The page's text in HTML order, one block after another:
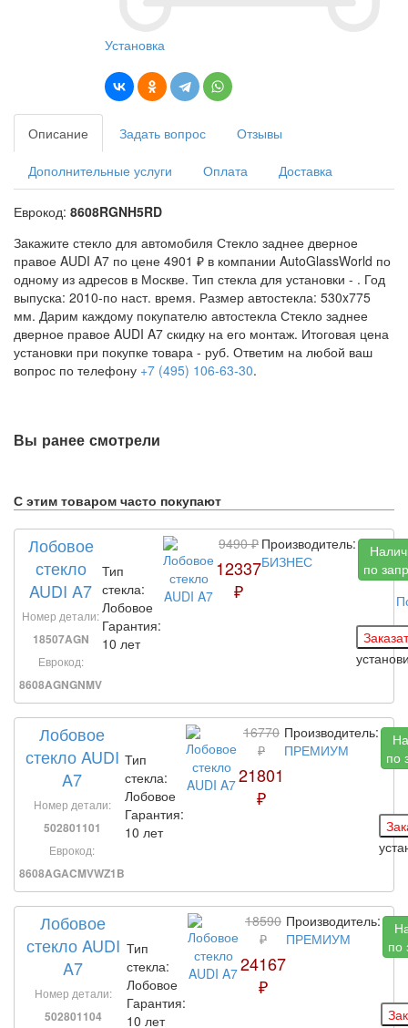
Установка
Описание Задать вопрос Отзывы
Дополнительные услуги Оплата Доставка
Еврокод: 8608RGNH5RD
Закажите стекло для автомобиля Стекло заднее дверное
правое AUDI A7 по цене 4901 ₽ в компании AutoGlassWorld по
одному из адресов в Москве. Тип стекла для установки - . Год
выпуска: 2010-по наст. время. Размер автостекла: 530x775
мм. Дарим каждому покупателю автостекла Стекло заднее
дверное правое AUDI A7 скидку на его монтаж. Итоговая цена
установки при покупке товара - руб. Ответим на любой ваш
вопрос по телефону +7 (495) 106-63-30.
Вы ранее смотрели
С этим товаром часто покупают
Лобовое
стекло
AUDI A7
Номер детали:
18507AGN
Еврокод:
8608AGNGNMV
Тип
стекла:
Лобовое
Гарантия:
10 лет
9490 ₽
12337
₽
Производитель:
БИЗНЕС
по
Лобовое
стекло AUDI
A7
Номер детали:
502801101
Еврокод:
8608AGACMVWZ1B
Тип
стекла:
Лобовое
Гарантия:
10 лет
16770
₽
21801
₽
Производитель:
ПРЕМИУМ
по
Лобовое
стекло AUDI
A7
Номер детали:
502801104
Тип
стекла:
Лобовое
Гарантия:
10 лет
18590
₽
24167
₽
Производитель:
ПРЕМИУМ
по